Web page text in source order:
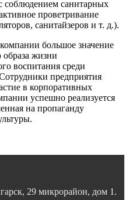
соблюдением санитарных
проветривание
санитайзеров и т. д.).
большое значение
образа жизни
воспитания среди
предприятия
в корпоративных
успешно реализуется
на пропаганду
29 микрорайон, дом 1.